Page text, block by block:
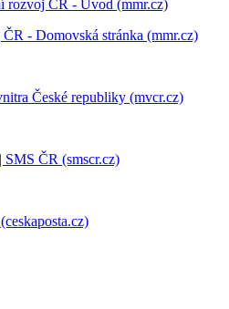
rozvoj ČR - Úvod (mmr.cz)
- Domovská stránka (mmr.cz)
České republiky (mvcr.cz)
SMS ČR (smscr.cz)